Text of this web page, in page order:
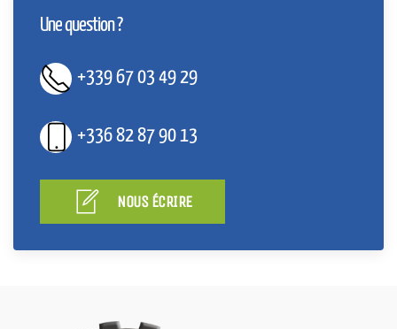
Une question ?
+339 67 03 49 29
+336 82 87 90 13
NOUS ÉCRIRE